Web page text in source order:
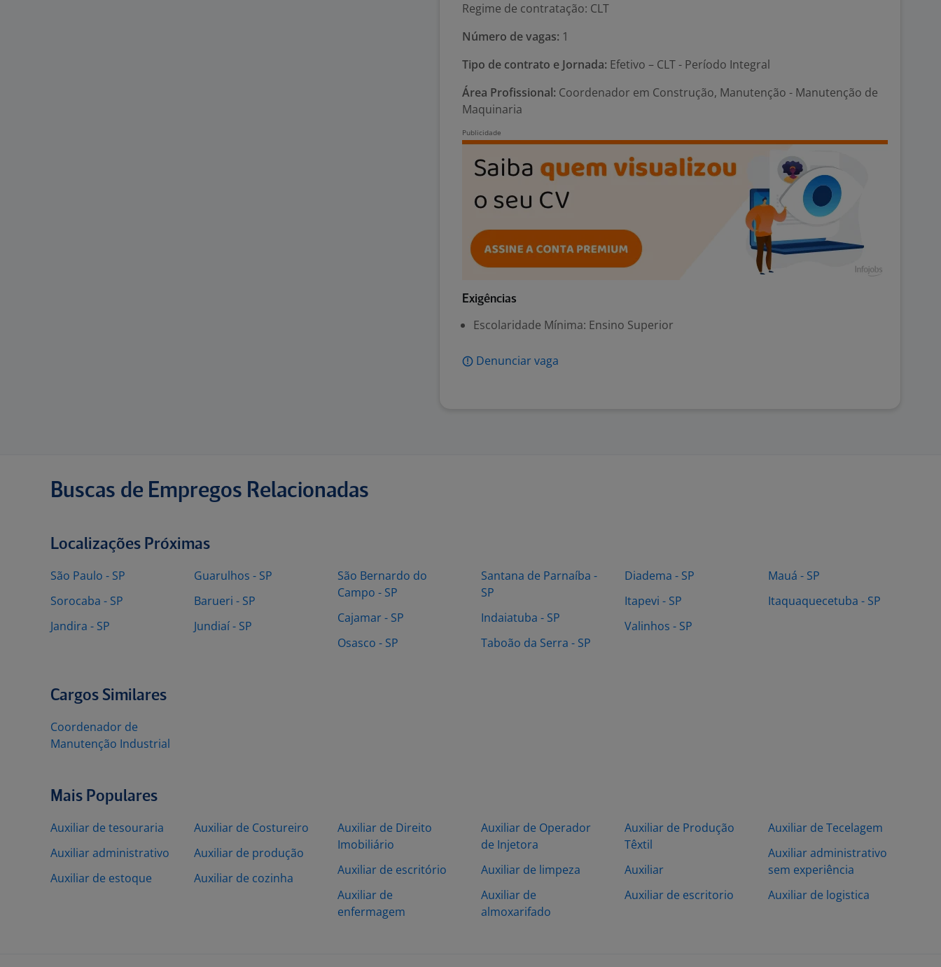
Regime de contratação: CLT
Número de vagas: 1
Tipo de contrato e Jornada: Efetivo – CLT - Período Integral
Área Profissional: Coordenador em Construção, Manutenção - Manutenção de
Maquinaria
Exigências
Escolaridade Mínima: Ensino Superior
Denunciar vaga
Buscas de Empregos Relacionadas
Localizações Próximas
São Paulo - SP
Sorocaba - SP
Jandira - SP
Guarulhos - SP
Barueri - SP
Jundiaí - SP
São Bernardo do
Campo - SP
Cajamar - SP
Osasco - SP
Santana de Parnaíba -
SP
Indaiatuba - SP
Taboão da Serra - SP
Diadema - SP
Itapevi - SP
Valinhos - SP
Mauá - SP
Itaquaquecetuba - SP
Cargos Similares
Coordenador de
Manutenção Industrial
Mais Populares
Auxiliar de tesouraria
Auxiliar administrativo
Auxiliar de estoque
Auxiliar de Costureiro
Auxiliar de produção
Auxiliar de cozinha
Auxiliar de Direito
Imobiliário
Auxiliar de escritório
Auxiliar de
enfermagem
Auxiliar de Operador
de Injetora
Auxiliar de limpeza
Auxiliar de
almoxarifado
Auxiliar de Produção
Têxtil
Auxiliar
Auxiliar de escritorio
Auxiliar de Tecelagem
Auxiliar administrativo
sem experiência
Auxiliar de logistica